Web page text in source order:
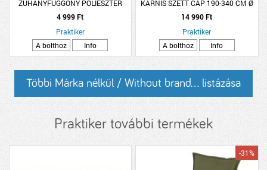
ZUHANYFÜGGÖNY POLIÉSZTER
120X180CM SZÜRKE 8 DARAB
KARIKÁVAL
4 999 Ft
Praktiker
A bolthoz
Info
KARNIS SZETT CAP 190-340 CM Ø
16MM, FÉM, NEMESACÉL
14 990 Ft
Praktiker
A bolthoz
Info
Többi Márka nélkül / Without brand... listázása
Praktiker további termékek
-31%